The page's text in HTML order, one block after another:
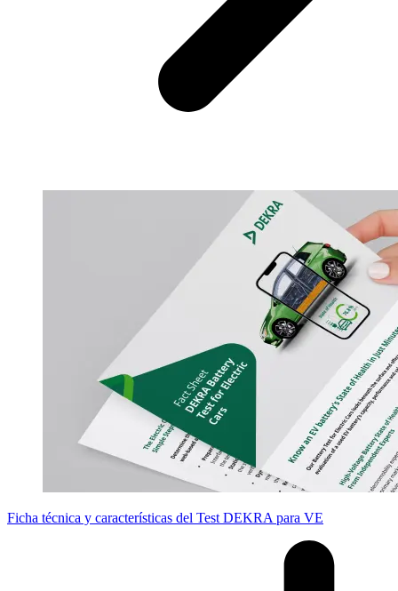
Ficha técnica y características del Test DEKRA para VE